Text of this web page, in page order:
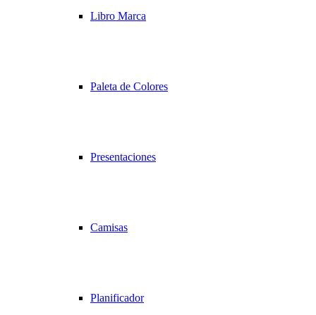
Libro Marca
Paleta de Colores
Presentaciones
Camisas
Planificador